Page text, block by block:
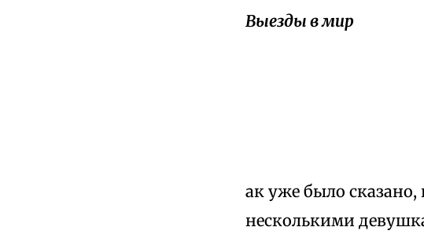
Выезды в мир
ак уже было сказано,
несколькими